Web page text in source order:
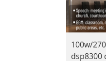
100w/
dsp8300